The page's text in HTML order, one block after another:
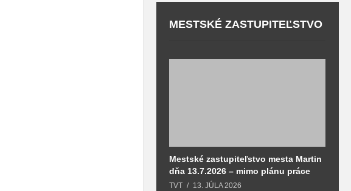
MESTSKÉ ZASTUPITEĽSTVO
Mestské zastupiteľstvo mesta Martin
dňa 13.7.2026 – mimo plánu práce
TVT 13. JÚLA 2026